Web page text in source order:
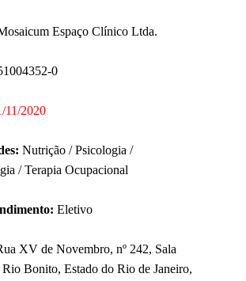
Espaço Clínico Ltda.
0
11/2020
Nutrição / Psicologia /
/ Terapia Ocupacional
Eletivo
XV de Novembro, nº 242, Sala
Bonito, Estado do Rio de Janeiro,